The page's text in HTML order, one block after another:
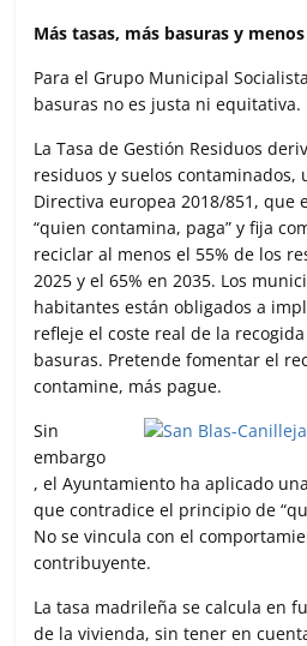
Más tasas, más basuras y
Para el Grupo Municipal
basuras no es justa ni equitativa.
La Tasa de Gestión Residuos
residuos y suelos contaminados,
Directiva europea 2018/851, que
“quien contamina, paga” y fija
reciclar al menos el 55% de los
2025 y el 65% en 2035. Los
habitantes están obligados a
refleje el coste real de la
basuras. Pretende fomentar el
contamine, más pague.
Sin
embargo
, el Ayuntamiento ha aplicado
que contradice el principio de
No se vincula con el
contribuyente.
La tasa madrileña se calcula en
de la vivienda, sin tener en